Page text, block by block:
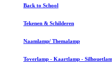
Back to School
Tekenen & Schilderen
Naamlamp/ Themalamp
Toverlamp - Kaartlamp -